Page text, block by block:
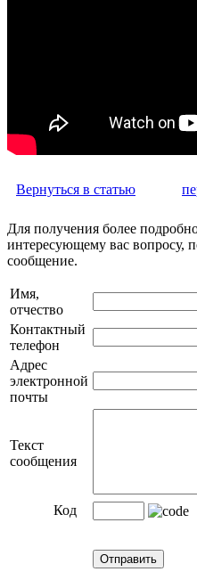
Вернуться в статью
Для получения более
интересующему вас вопросу,
сообщение.
Имя,
отчество
Контактный
телефон
Адрес
электронной
почты
Текст
сообщения
Код